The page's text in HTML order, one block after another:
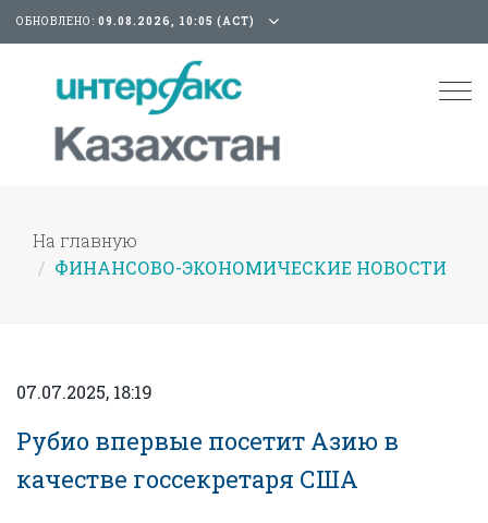
ОБНОВЛЕНО: 09.08.2026, 10:05 (АСТ)
На главную
ФИНАНСОВО-ЭКОНОМИЧЕСКИЕ НОВОСТИ
07.07.2025, 18:19
Рубио впервые посетит Азию в
качестве госсекретаря США